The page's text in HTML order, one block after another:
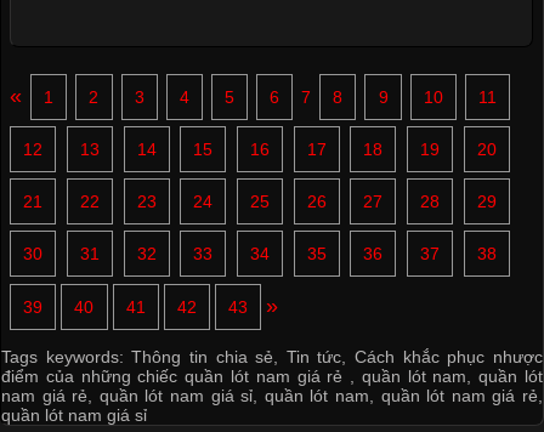
« 1 2 3 4 5 6 7 8 9 10 11
12 13 14 15 16 17 18 19 20
21 22 23 24 25 26 27 28 29
30 31 32 33 34 35 36 37 38
39 40 41 42 43 »
Tags keywords:Thông tin chia sẻ Tin tức ,Cách khắc phục nhược
điểm của những chiếc quần lót nam giá rẻ
quần lót nam ,quần lót
nam giá rẻ
quần lót nam giá sỉ quần lót nam quần lót nam giá rẻ
quần lót nam giá sỉ